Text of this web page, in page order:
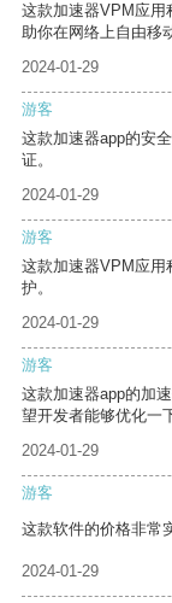
这款加速器VPM应用
助你在网络上自由移
2024-01-29
游客
这款加速器app的安
证。
2024-01-29
游客
这款加速器VPM应用
护。
2024-01-29
游客
这款加速器app的加
望开发者能够优化一
2024-01-29
游客
这款软件的价格非常
2024-01-29